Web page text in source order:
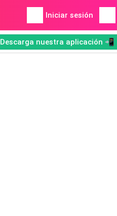
Iniciar sesión
Descarga nuestra aplicación 📲